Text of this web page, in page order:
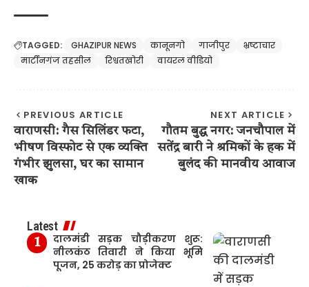
TAGGED: GHAZIPUR NEWS कानूनगो गाजीपुर
भ्रष्टाचार
मार्टीनगंज तहसील
रिश्वतखोरी वायरल वीडियो
PREVIOUS ARTICLE
वाराणसी: गैस सिलिंडर फटा,
भीषण विस्फोट से एक व्यक्ति
गंभीर झुलसा, घर का सामान
खाक
NEXT ARTICLE
गौतम बुद्ध नगर: जनचौपाल में
सतेंद्र बारी ने श्रमिकों के हक में
बुलंद की मानवीय आवाज
Latest
दालमंडी सड़क चौड़ीकरण शुरू:
नीलकंठ तिवारी ने किया भूमि
पूजन, 25 करोड़ का प्रोजेक्ट